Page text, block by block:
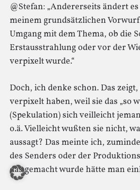
@Stefan: „Andererseits ändert
meinem grundsätzlichen
Umgang mit dem Thema, ob die
Erstausstrahlung oder vor der
verpixelt wurde.“
Doch, ich denke schon. Das
verpixelt haben, weil sie das „so
(Spekulation) sich veilleicht
o.ä. Vielleicht wußten sie nicht,
aussagt? Das meinte ich,
des Senders oder der
das gemacht wurde hätte man